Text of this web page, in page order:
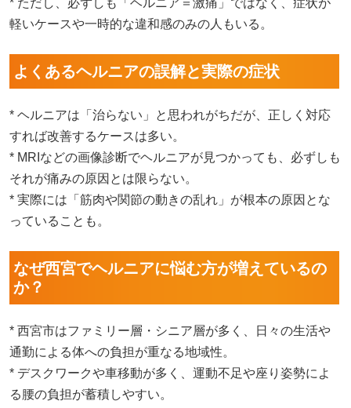
* ただし、必ずしも「ヘルニア＝激痛」ではなく、症状が
軽いケースや一時的な違和感のみの人もいる。
よくあるヘルニアの誤解と実際の症状
* ヘルニアは「治らない」と思われがちだが、正しく対応
すれば改善するケースは多い。
* MRIなどの画像診断でヘルニアが見つかっても、必ずしも
それが痛みの原因とは限らない。
* 実際には「筋肉や関節の動きの乱れ」が根本の原因とな
っていることも。
なぜ西宮でヘルニアに悩む方が増えているの
か？
* 西宮市はファミリー層・シニア層が多く、日々の生活や
通勤による体への負担が重なる地域性。
* デスクワークや車移動が多く、運動不足や座り姿勢によ
る腰の負担が蓄積しやすい。